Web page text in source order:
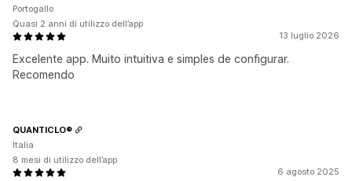
13 luglio 2026
Excelente app. Muito intuitiva e simples de configurar.
Recomendo
Portogallo
Quasi 2 anni di utilizzo dell’app
6 agosto 2025
QUANTICLO®
Italia
8 mesi di utilizzo dell’app